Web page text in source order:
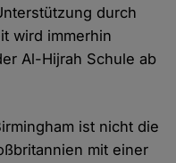
durch
wird immerhin
Al-Hijrah Schule ab
ist nicht die
mit einer